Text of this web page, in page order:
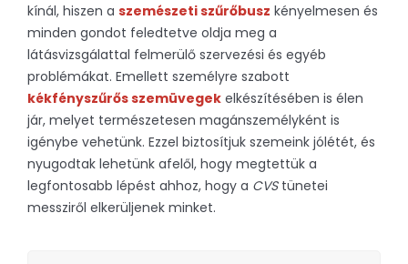
kínál, hiszen a szemészeti szűrőbusz kényelmesen és
minden gondot feledtetve oldja meg a
látásvizsgálattal felmerülő szervezési és egyéb
problémákat. Emellett személyre szabott
kékfényszűrős szemüvegek elkészítésében is élen
jár, melyet természetesen magánszemélyként is
igénybe vehetünk. Ezzel biztosítjuk szemeink jólétét, és
nyugodtak lehetünk afelől, hogy megtettük a
legfontosabb lépést ahhoz, hogy a CVStünetei
messziről elkerüljenek minket.